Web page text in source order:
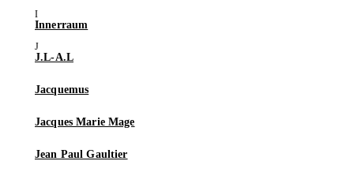
Innerraum
J.L-A.L
Jacquemus
Jacques Marie Mage
Jean Paul Gaultier